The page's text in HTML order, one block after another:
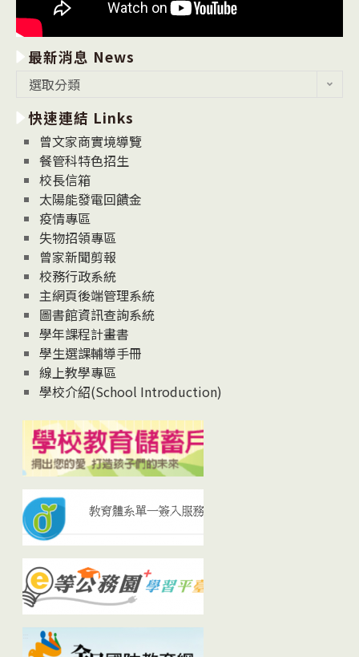
最新消息 News
消
息
News
選取分類
快速連結 Links
曾文家商實境導覽
餐管科特色招生
校長信箱
太陽能發電回饋金
疫情專區
失物招領專區
曾家新聞剪報
校務行政系統
主網頁後端管理系統
圖書館資訊查詢系統
學年課程計畫書
學生選課輔導手冊
線上教學專區
學校介紹(School Introduction)